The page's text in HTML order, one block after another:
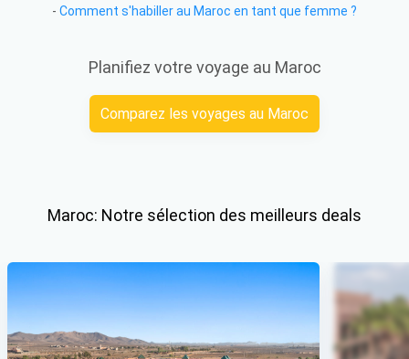
- Comment s'habiller au Maroc en tant que femme ?
Planifiez votre voyage au Maroc
Comparez les voyages au Maroc
Maroc: Notre sélection des meilleurs deals